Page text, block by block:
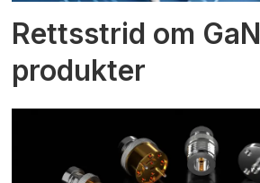
Rettsstrid om
produkter